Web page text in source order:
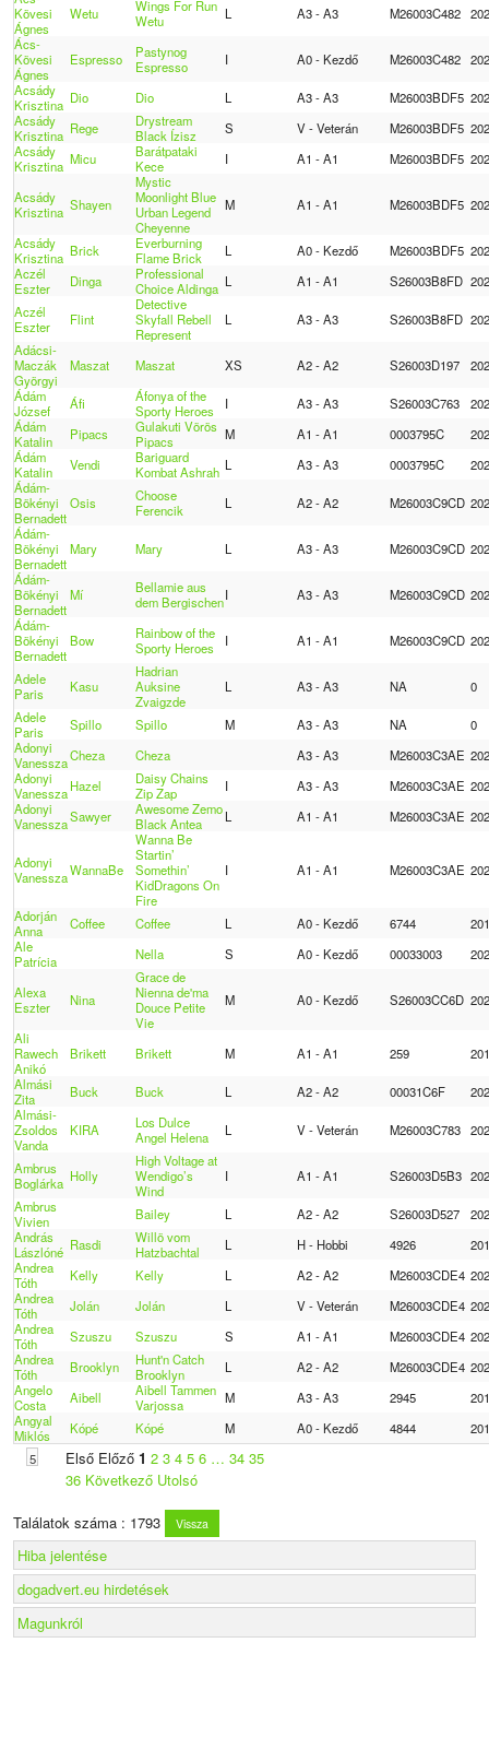
Kövesi
Ágnes
Wetu
Wings For Run
Wetu
L A3 - A3 M26003C482
Ács-
Kövesi
Ágnes
Espresso
Pastynog
Espresso
I A0 - Kezdő M26003C482
Acsády
Krisztina Dio Dio L A3 - A3 M26003BDF5
Acsády
Krisztina Rege
Drystream
Black Ízisz
S V - Veterán M26003BDF5
Acsády
Krisztina Micu
Barátpataki
Kece
I A1 - A1 M26003BDF5
Acsády
Krisztina Shayen
Mystic
Moonlight Blue
Urban Legend
Cheyenne
M A1 - A1 M26003BDF5
Acsády
Krisztina Brick
Everburning
Flame Brick
L A0 - Kezdő M26003BDF5
Aczél
Eszter
Dinga
Professional
Choice Aldinga L A1 - A1 S26003B8FD
Aczél
Eszter
Flint
Detective
Skyfall Rebell
Represent
L A3 - A3 S26003B8FD
Adácsi-
Maczák
Györgyi
Maszat Maszat XS A2 - A2 S26003D197
Ádám
József
Áfi
Áfonya of the
Sporty Heroes
I A3 - A3 S26003C763
Ádám
Katalin
Pipacs
Gulakuti Vörös
Pipacs
M A1 - A1 0003795C
Ádám
Katalin
Vendi
Bariguard
Kombat Ashrah L A3 - A3 0003795C
Ádám-
Bökényi
Bernadett
Osis
Choose
Ferencik
L A2 - A2 M26003C9CD
Ádám-
Bökényi
Bernadett
Mary Mary L A3 - A3 M26003C9CD
Ádám-
Bökényi
Bernadett
Mí
Bellamie aus
dem BergischenI A3 - A3 M26003C9CD
Ádám-
Bökényi
Bernadett
Bow
Rainbow of the
Sporty Heroes
I A1 - A1 M26003C9CD
Adele
Paris
Kasu
Hadrian
Auksine
Zvaigzde
L A3 - A3 NA
0
Adele
Paris
Spillo Spillo M A3 - A3 NA
0
Adonyi
VanesszaCheza Cheza A3 - A3 M26003C3AE
Adonyi
VanesszaHazel
Daisy Chains
Zip Zap
I A3 - A3 M26003C3AE
Adonyi
VanesszaSawyer
Awesome Zemo
Black Antea
L A1 - A1 M26003C3AE
Adonyi
VanesszaWannaBe
Wanna Be
Startin’
Somethin’
KidDragons On
Fire
I A1 - A1 M26003C3AE
Adorján
Anna
Coffee Coffee L A0 - Kezdő 6744
Ale
Patrícia
Nella S A0 - Kezdő 00033003
Alexa
Eszter
Nina
Grace de
Nienna de'ma
Douce Petite
Vie
M A0 - Kezdő S26003CC6D
Ali
Rawech
Anikó
Brikett Brikett M A1 - A1 259
Almási
Zita
Buck Buck L A2 - A2 00031C6F
Almási-
Zsoldos
Vanda
KIRA
Los Dulce
Angel Helena
L V - Veterán M26003C783
Ambrus
Boglárka Holly
High Voltage at
Wendigo’s
Wind
I A1 - A1 S26003D5B3
Ambrus
Vivien
Bailey L A2 - A2 S26003D527
András
Lászlóné Rasdi
Willö vom
Hatzbachtal
L H - Hobbi 4926
Andrea
Tóth
Kelly Kelly L A2 - A2 M26003CDE4
Andrea
Tóth
Jolán Jolán L V - Veterán M26003CDE4
Andrea
Tóth
Szuszu Szuszu S A1 - A1 M26003CDE4
Andrea
Tóth
Brooklyn
Hunt'n Catch
Brooklyn
L A2 - A2 M26003CDE4
Angelo
Costa
Aibell
Aibell Tammen
Varjossa
M A3 - A3 2945
Angyal
Miklós
Kópé Kópé M A0 - Kezdő 4844
Első Előző 1 2 3 4 5 6 … 34 35
36 Következő Utolsó
Találatok száma : 1793 Vissza
Hiba jelentése
dogadvert.eu hirdetések
Magunkról